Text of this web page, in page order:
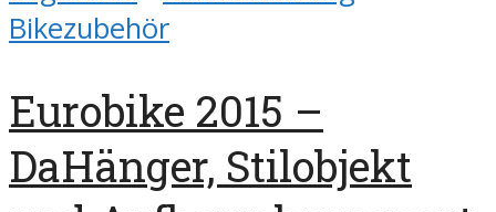
Bikezubehör
Eurobike 2015 –
DaHänger, Stilobjekt